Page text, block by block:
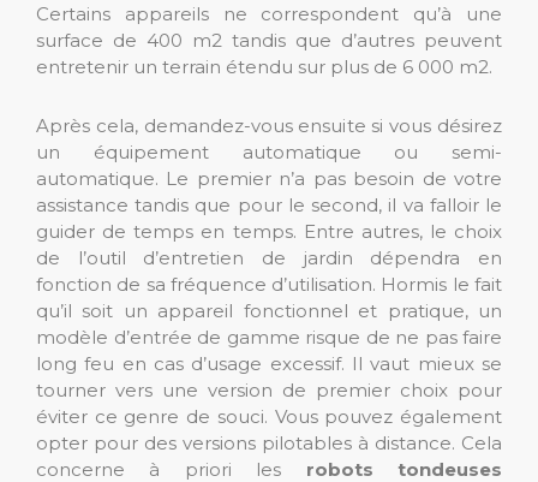
Certains appareils ne correspondent qu’à une
surface de 400 m2 tandis que d’autres peuvent
entretenir un terrain étendu sur plus de 6 000 m2.
Après cela, demandez-vous ensuite si vous désirez
un équipement automatique ou semi-
automatique. Le premier n’a pas besoin de votre
assistance tandis que pour le second, il va falloir le
guider de temps en temps. Entre autres, le choix
de l’outil d’entretien de jardin dépendra en
fonction de sa fréquence d’utilisation. Hormis le fait
qu’il soit un appareil fonctionnel et pratique, un
modèle d’entrée de gamme risque de ne pas faire
long feu en cas d’usage excessif. Il vaut mieux se
tourner vers une version de premier choix pour
éviter ce genre de souci. Vous pouvez également
opter pour des versions pilotables à distance. Cela
concerne à priori les robots tondeuses